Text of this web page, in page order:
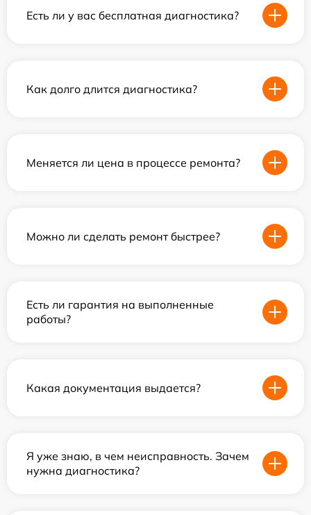
Есть ли у вас бесплатная диагностика?
Как долго длится диагностика?
Меняется ли цена в процессе ремонта?
Можно ли сделать ремонт быстрее?
Есть ли гарантия на выполненные
работы?
Какая документация выдается?
Я уже знаю, в чем неисправность. Зачем
нужна диагностика?